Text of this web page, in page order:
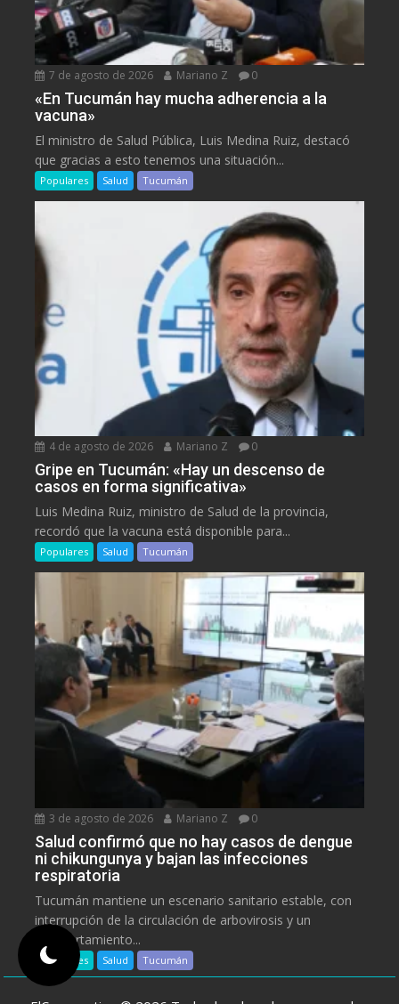
7 de agosto de 2026 Mariano Z 0
«En Tucumán hay mucha adherencia a la
vacuna»
El ministro de Salud Pública, Luis Medina Ruiz, destacó
que gracias a esto tenemos una situación...
Populares Salud Tucumán
4 de agosto de 2026 Mariano Z 0
Gripe en Tucumán: «Hay un descenso de
casos en forma significativa»
Luis Medina Ruiz, ministro de Salud de la provincia,
recordó que la vacuna está disponible para...
Populares Salud Tucumán
3 de agosto de 2026 Mariano Z 0
Salud confirmó que no hay casos de dengue
ni chikungunya y bajan las infecciones
respiratoria
Tucumán mantiene un escenario sanitario estable, con
interrupción de la circulación de arbovirosis y un
comportamiento...
Populares Salud Tucumán